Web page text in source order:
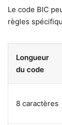
Le code BIC
règles
Longueur
du code
8 caractères